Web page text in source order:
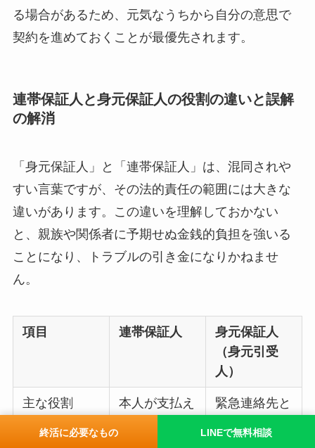
終活に必要なもの LINEで無料相談
る場合があるため、元気なうちから自分の意思で
契約を進めておくことが最優先されます。
連帯保証人と身元保証人の役割の違いと誤解
の解消
「身元保証人」と「連帯保証人」は、混同されや
すい言葉ですが、その法的責任の範囲には大きな
違いがあります。この違いを理解しておかない
と、親族や関係者に予期せぬ金銭的負担を強いる
ことになり、トラブルの引き金になりかねませ
ん。
項目 連帯保証人
身元保証人
（身元引受
人）
主な役割
本人が支払え
緊急連絡先と
退去時の遺品